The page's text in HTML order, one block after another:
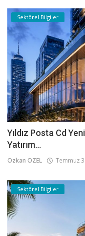
Sektörel Bilgiler
Yıldız Posta Cd
Yatırım...
Özkan ÖZEL Temmuz
Sektörel Bilgiler